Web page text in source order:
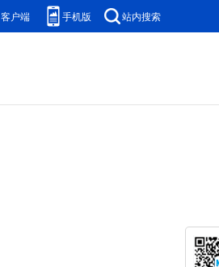
客户端 手机版 站内搜索